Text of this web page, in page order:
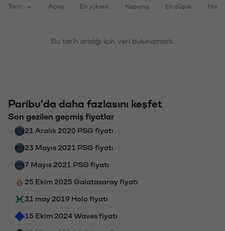
Tarih Açılış En yüksek Kapanış En düşük
Bu tarih aralığı için veri bulunamadı.
Paribu'da daha fazlasını keşfet
Son gezilen geçmiş fiyatlar
21 Aralık 2020 PSG fiyatı
23 Mayıs 2021 PSG fiyatı
7 Mayıs 2021 PSG fiyatı
25 Ekim 2025 Galatasaray fiyatı
31 may 2019 Holo fiyatı
15 Ekim 2024 Waves fiyatı